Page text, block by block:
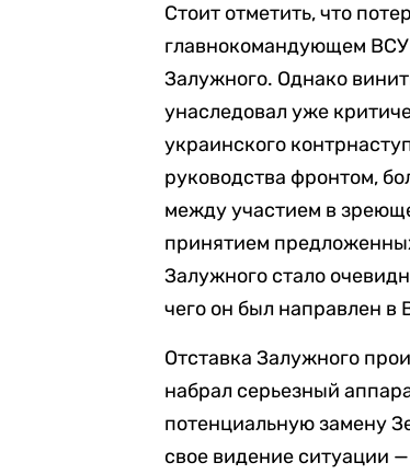
Стоит отметить, что
главнокомандующем
Залужного. Однако
унаследовал уже
украинского
руководства фронтом,
между участием в
принятием
Залужного стало
чего он был направлен
Отставка Залужного
набрал серьезный
потенциальную замену
свое видение ситуации